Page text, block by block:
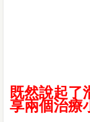
既然說起了
享兩個治療